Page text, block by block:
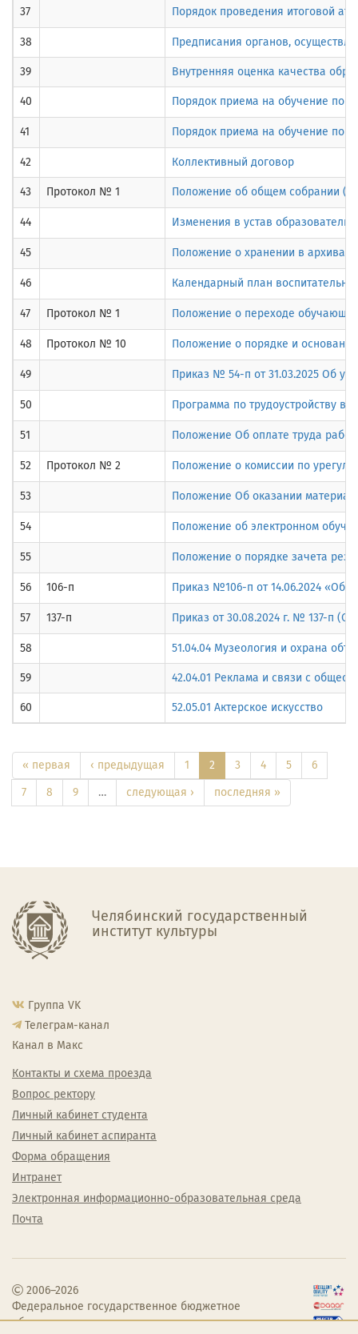
37 Порядок проведения итоговой
38 Предписания органов,
39 Внутренняя оценка качества
40 Порядок приема на обучение по
41 Порядок приема на обучение по
42 Коллективный договор
43 Протокол № 1 Положение об общем собрании
44 Изменения в устав
45 Положение о хранении в архивах
46 Календарный план
47 Протокол № 1 Положение о переходе
48 Протокол № 10 Положение о порядке и
49 Приказ № 54-п от 31.03.2025 Об
50 Программа по трудоустройству
51 Положение Об оплате труда
52 Протокол № 2 Положение о комиссии по
53 Положение Об оказании
54 Положение об электронном
55 Положение о порядке зачета
56 106-п Приказ №106-п от 14.06.2024 «Об
57 137-п Приказ от 30.08.2024 г. № 137-п
58 51.04.04 Музеология и охрана
59 42.04.01 Реклама и связи с
60 52.05.01 Актерское искусство
« первая ‹ предыдущая 1 2 3 4 5
6
7
8 9 … следующая › последняя »
Челябинский государственный
институт культуры
Группа VK
Телеграм-канал
Канал в Макс
Контакты и схема проезда
Вопрос ректору
Личный кабинет студента
Личный кабинет аспиранта
Форма обращения
Интранет
Электронная информационно-образовательная среда
Почта
2006–2026
Федеральное государственное бюджетное
образовательное учреждение высшего